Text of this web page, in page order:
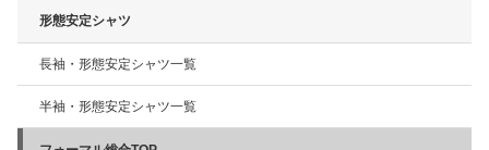
形態安定シャツ
長袖・形態安定シャツ一覧
半袖・形態安定シャツ一覧